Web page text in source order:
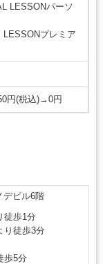
LESSONパーソ
プレミア
円(税込)→0円
デビル6階
徒歩1分
り徒歩3分
歩5分